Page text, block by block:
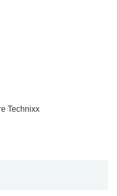
Technixx